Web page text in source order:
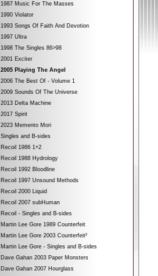
1987 Music For The Masses
1990 Violator
1993 Songs Of Faith And Devotion
1997 Ultra
1998 The Singles 86>98
2001 Exciter
2005 Playing The Angel
2006 The Best Of - Volume 1
2009 Sounds Of The Universe
2013 Delta Machine
2017 Spirit
2023 Memento Mori
Singles and B-sides
Recoil 1986 1+2
Recoil 1988 Hydrology
Recoil 1992 Bloodline
Recoil 1997 Unsound Methods
Recoil 2000 Liquid
Recoil 2007 subHuman
Recoil - Singles and B-sides
Martin Lee Gore 1989 Counterfeit
Martin Lee Gore 2003 Counterfeit²
Martin Lee Gore - Singles and B-sides
Dave Gahan 2003 Paper Monsters
Dave Gahan 2007 Hourglass